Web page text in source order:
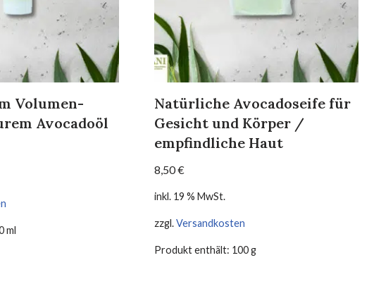
Volumen-
Avocadoöl
ml
Natürliche Avocadoseife für
Gesicht und Körper /
empfindliche Haut
8,50€
inkl. 19 % MwSt.
zzgl.Versandkosten
Produkt enthält: 100g